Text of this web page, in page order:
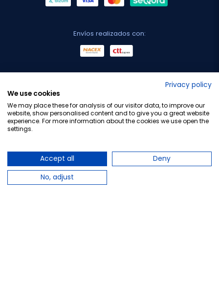
Envíos realizados con:
Privacy policy
We use cookies
We may place these for analysis of our visitor data, to improve our
website, show personalised content and to give you a great website
experience. For more information about the cookies we use open the
settings.
Accept all
Deny
No, adjust